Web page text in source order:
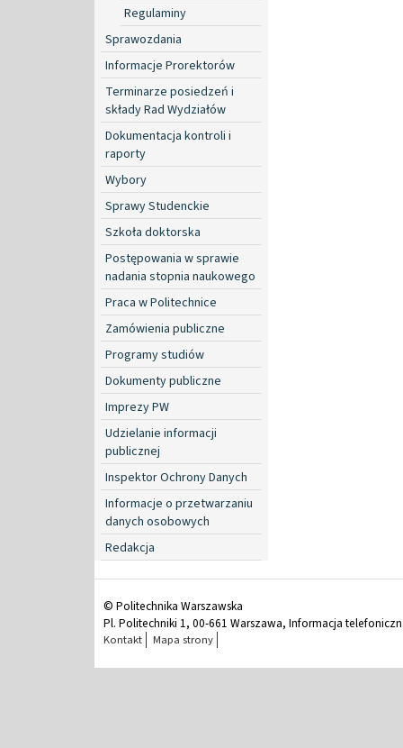
Regulaminy
Sprawozdania
Informacje Prorektorów
Terminarze posiedzeń i
składy Rad Wydziałów
Dokumentacja kontroli i
raporty
Wybory
Sprawy Studenckie
Szkoła doktorska
Postępowania w sprawie
nadania stopnia naukowego
Praca w Politechnice
Zamówienia publiczne
Programy studiów
Dokumenty publiczne
Imprezy PW
Udzielanie informacji
publicznej
Inspektor Ochrony Danych
Informacje o przetwarzaniu
danych osobowych
Redakcja
© Politechnika Warszawska
Pl. Politechniki 1, 00-661 Warszawa, Informacja
Kontakt Mapa strony